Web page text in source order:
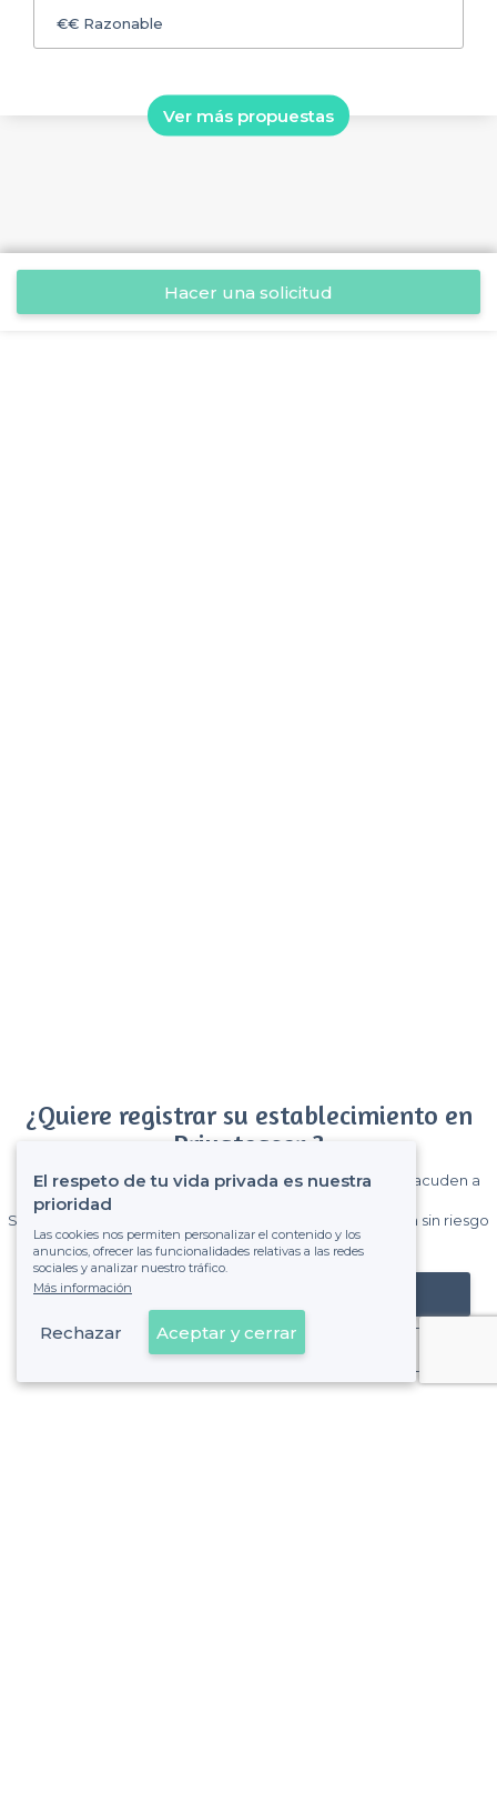
€€ Razonable
Ver más propuestas
Hacer una solicitud
¿Quiere registrar su establecimiento en
Privateaser ?
Gane muchos clientes entre el millón de visitantes que acuden a
Sin comisiones y sin compromiso, pagas una cantidad fija sin riesgo
de ver la factura.
Registrar mi establecimiento
Ya es cliente
El respeto de tu vida privada es nuestra
prioridad
Las cookies nos permiten personalizar el contenido y los
anuncios, ofrecer las funcionalidades relativas a las redes
sociales y analizar nuestro tráfico.
Más información
Rechazar Aceptar y cerrar